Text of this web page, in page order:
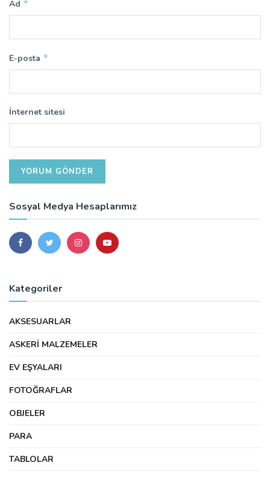
Ad *
E-posta *
İnternet sitesi
Sosyal Medya Hesaplarımız
Kategoriler
AKSESUARLAR
ASKERI MALZEMELER
EV EŞYALARI
FOTOĞRAFLAR
OBJELER
PARA
TABLOLAR